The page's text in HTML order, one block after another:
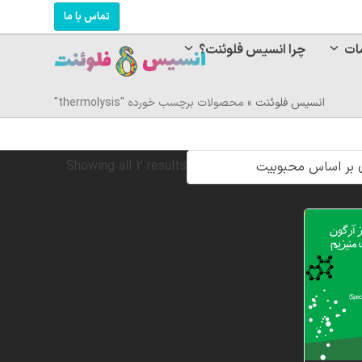
تماس با ما
چرا انسیس فلوئنت؟
انسیس فلوئنت » محصولات برچسب خورده "thermolysis"
Showing all 2 results
Sorted